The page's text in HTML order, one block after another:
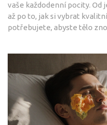
vaše každodenní pocity. Od
až po to, jak si vybrat
potřebujete, abyste tělo